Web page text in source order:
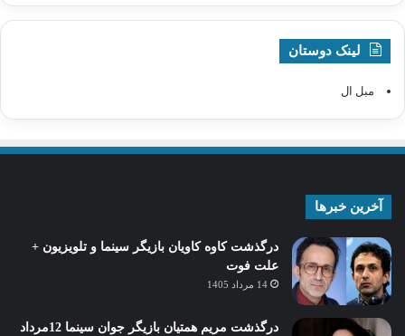
لینک دوستان
مبل ال
آخرین خبرها
درگذشت کاوه کاویان بازیگر سینما و تلویزیون +
علت فوت
14 مرداد 1405
درگذشت مریم همتیان بازیگر جوان سینما 12مرداد